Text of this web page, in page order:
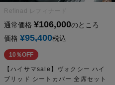
Refinad レフィナード
通常価格 ¥106,000のところ
価格 ¥95,400税込
10％OFF
【ハイサマsale】ヴォクシー ハイ
ブリッド シートカバー 全席セット